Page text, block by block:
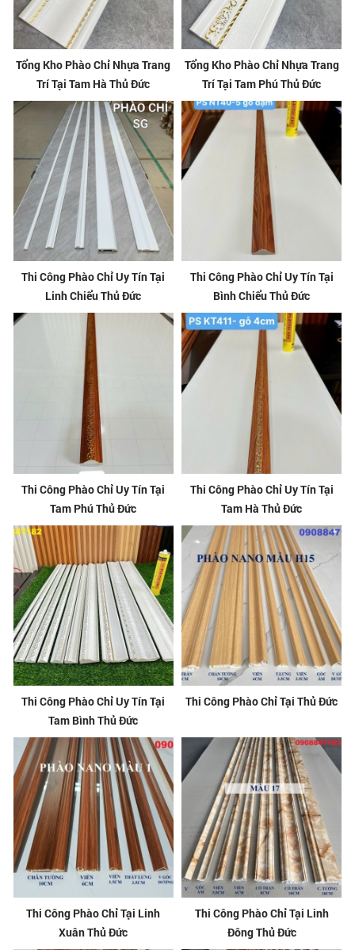
Tổng Kho Phào Chỉ Nhựa Trang
Trí Tại Tam Hà Thủ Đức
Tổng Kho Phào Chỉ Nhựa Trang
Trí Tại Tam Phú Thủ Đức
Thi Công Phào Chỉ Uy Tín Tại
Linh Chiểu Thủ Đức
Thi Công Phào Chỉ Uy Tín Tại
Bình Chiểu Thủ Đức
Thi Công Phào Chỉ Uy Tín Tại
Tam Phú Thủ Đức
Thi Công Phào Chỉ Uy Tín Tại
Tam Hà Thủ Đức
Thi Công Phào Chỉ Uy Tín Tại
Tam Bình Thủ Đức
Thi Công Phào Chỉ Tại Thủ Đức
Thi Công Phào Chỉ Tại Linh
Xuân Thủ Đức
Thi Công Phào Chỉ Tại Linh
Đông Thủ Đức